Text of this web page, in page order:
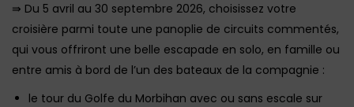
⇛ Du 5 avril au 30 septembre 2026, choisissez votre
croisière parmi toute une panoplie de circuits commentés,
qui vous offriront une belle escapade en solo, en famille ou
entre amis à bord de l’un des bateaux de la compagnie :
le tour du Golfe du Morbihan avec ou sans escale sur